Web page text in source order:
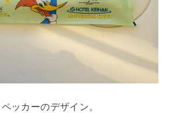
ッカーのデザイン。